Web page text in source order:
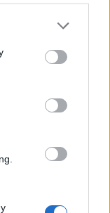
or more Google
You may click to
party tags to
in below Google